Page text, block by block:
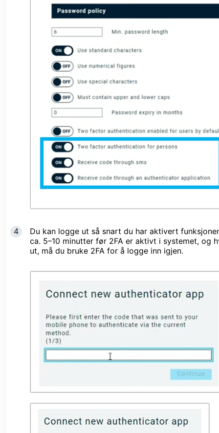
Du kan logge ut så snart du har aktivert
ca. 5–10 minutter før 2FA er aktivt i systemet, og
ut, må du bruke 2FA for å logge inn igjen.